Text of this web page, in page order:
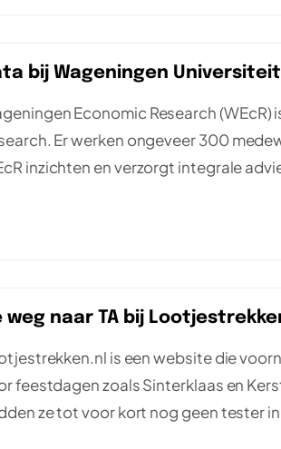
bij Wageningen
Economic Research
Er werken ongeveer 300
inzichten en verzorgt integrale
weg naar TA bij
is een website die
feestdagen zoals Sinterklaas en
ze tot voor kort nog geen tester